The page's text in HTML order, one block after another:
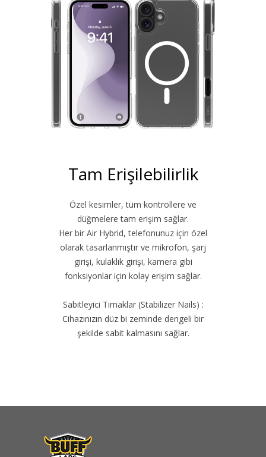
Tam Erişilebilirlik
Özel kesimler, tüm kontrollere ve
düğmelere tam erişim sağlar.
Her bir Air Hybrid, telefonunuz için özel
olarak tasarlanmıştır ve mikrofon, şarj
girişi, kulaklık girişi, kamera gibi
fonksiyonlar için kolay erişim sağlar.
Sabitleyici Tırnaklar (Stabilizer Nails) :
Cihazınızın düz bi zeminde dengeli bir
şekilde sabit kalmasını sağlar.